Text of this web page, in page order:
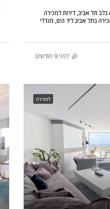
תל אביב, דירות למכירה
בתל אביב ליד הים, מגדלי
לפני 9 חודשים
למכירה